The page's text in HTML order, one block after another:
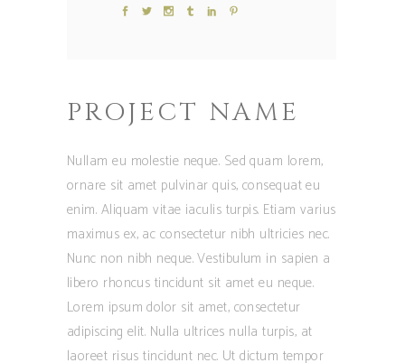
PROJECT NAME
Nullam eu molestie neque. Sed quam lorem,
ornare sit amet pulvinar quis, consequat eu
enim. Aliquam vitae iaculis turpis. Etiam varius
maximus ex, ac consectetur nibh ultricies nec.
Nunc non nibh neque. Vestibulum in sapien a
libero rhoncus tincidunt sit amet eu neque.
Lorem ipsum dolor sit amet, consectetur
adipiscing elit. Nulla ultrices nulla turpis, at
laoreet risus tincidunt nec. Ut dictum tempor